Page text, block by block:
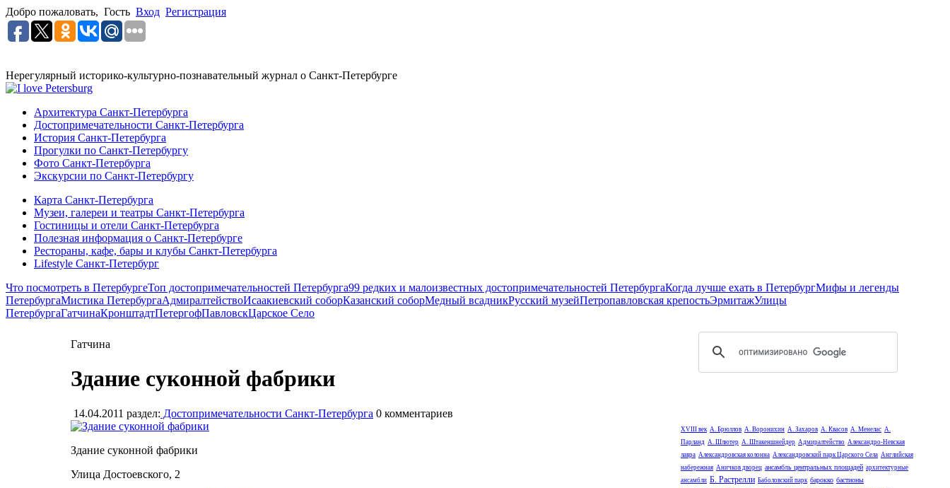
Добро пожаловать, Гость Вход Регистрация
Нерегулярный историко-культурно-познавательный журнал о Санкт-Петербурге
Архитектура Санкт-Петербурга
Достопримечательности Санкт-Петербурга
История Санкт-Петербурга
Прогулки по Санкт-Петербургу
Фото Санкт-Петербурга
Экскурсии по Санкт-Петербургу
Карта Санкт-Петербурга
Музеи, галереи и театры Санкт-Петербурга
Гостиницы и отели Санкт-Петербурга
Полезная информация о Санкт-Петербурге
Рестораны, кафе, бары и клубы Санкт-Петербурга
Lifestyle Санкт-Петербург
Что посмотреть в ПетербургеТоп достопримечательностей Петербурга99 редких и малоизвестных достопримечательностей ПетербургаКогда лучше ехать в ПетербургМифы и легенды
ПетербургаМистика ПетербургаАдмиралтействоИсаакиевский соборКазанский соборМедный всадникРусский музейПетропавловская крепостьЭрмитажУлицы
ПетербургаГатчинаКронштадтПетергофПавловскЦарское Село
Гатчина
Здание суконной фабрики
14.04.2011 раздел: Достопримечательности Санкт-Петербурга 0 комментариев
Здание суконной фабрики
Улица Достоевского, 2
XVIII век А. Брюллов А. Воронихин А. Захаров А. Квасов А. Менелас А.
Парланд А. Шлютер А. Штакеншнейдер Адмиралтейство Александро-Невская
лавра Александровская колонна Александровский парк Царского Села Английская
набережная Аничков дворец ансамбль центральных площадей архитектурные
ансамбли Б. Растрелли Баболовский парк барокко бастионы